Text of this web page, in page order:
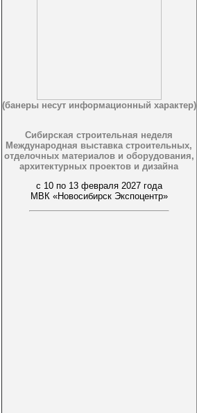
(банеры несут информационный характер)
Сибирская строительная неделя
Международная выставка строительных,
отделочных материалов и оборудования,
архитектурных проектов и дизайна
с 10 по 13 февраля 2027 года
МВК «Новосибирск Экспоцентр»